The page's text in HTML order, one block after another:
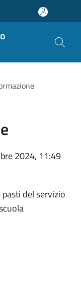
2024, 11:49
del servizio